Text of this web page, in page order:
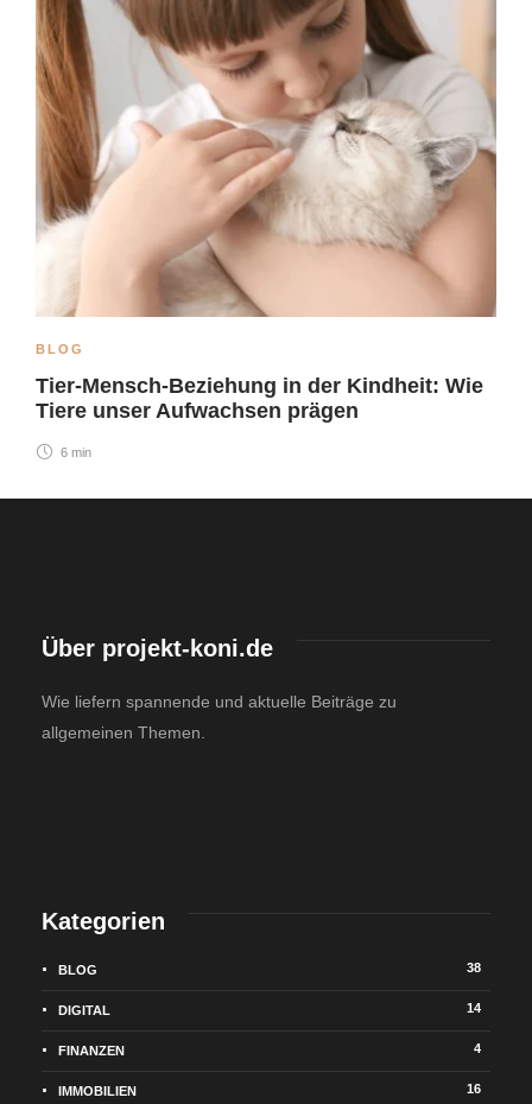
BLOG
Tier-Mensch-Beziehung in der Kindheit: Wie
Tiere unser Aufwachsen prägen
6 min
Über projekt-koni.de
Wie liefern spannende und aktuelle Beiträge zu
allgemeinen Themen.
Kategorien
BLOG 38
DIGITAL 14
FINANZEN 4
IMMOBILIEN 16